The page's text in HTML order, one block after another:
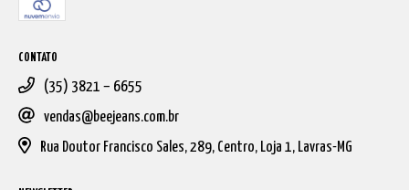
CONTATO
(35) 3821 – 6655
vendas@beejeans.com.br
Rua Doutor Francisco Sales, 289, Centro, Loja 1, Lavras-MG